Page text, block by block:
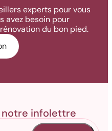
experts pour vous
avez besoin pour
du bon pied.
infolettre